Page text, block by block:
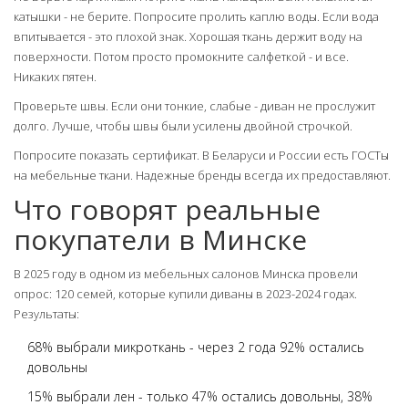
катышки - не берите. Попросите пролить каплю воды. Если вода
впитывается - это плохой знак. Хорошая ткань держит воду на
поверхности. Потом просто промокните салфеткой - и все.
Никаких пятен.
Проверьте швы. Если они тонкие, слабые - диван не прослужит
долго. Лучше, чтобы швы были усилены двойной строчкой.
Попросите показать сертификат. В Беларуси и России есть ГОСТы
на мебельные ткани. Надежные бренды всегда их предоставляют.
Что говорят реальные
покупатели в Минске
В 2025 году в одном из мебельных салонов Минска провели
опрос: 120 семей, которые купили диваны в 2023-2024 годах.
Результаты:
68% выбрали микроткань - через 2 года 92% остались
довольны
15% выбрали лен - только 47% остались довольны, 38%